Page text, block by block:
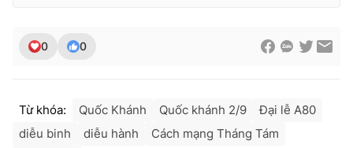
0 0
Từ khóa: Quốc Khánh Quốc khánh 2/9
Đại lễ A80
diễu binh
diễu hành
Cách mạng Tháng Tám